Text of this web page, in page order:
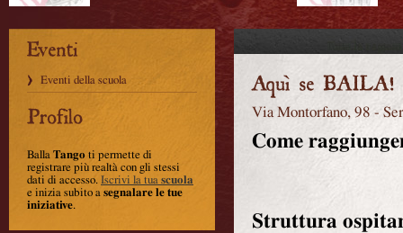
Eventi della scuola
Balla Tango ti permette di
registrare più realtà con gli stessi
dati di accesso. Iscrivi la tua scuola
e inizia subito a segnalare le tue
iniziative.
Via Montorfano, 98 -
Come
Struttura